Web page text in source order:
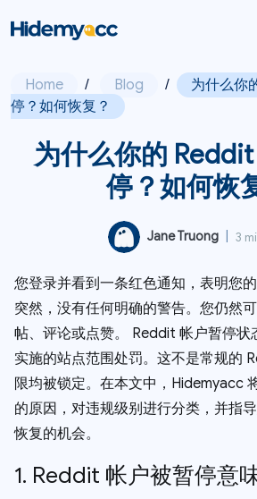
Home / Blog /
为什么你
停？如何恢复？
为什么你的
停？如何恢
Jane Truong 3
您登录并看到一条红色通知，表明您
突然，没有任何明确的警告。您仍然
帖、评论或点赞。 Reddit 帐户暂停
实施的站点范围处罚。这不是常规的
限均被锁定。在本文中，Hidemyacc
的原因，对违规级别进行分类，并指
恢复的机会。
1. Reddit 帐户被暂停意